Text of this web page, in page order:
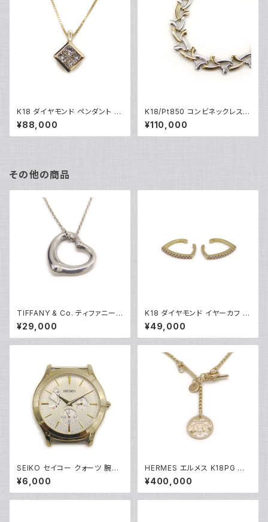
K18 ダイヤモンド ペンダント ネ
ックレス 18金 ベネチアンチェー
ン Y04990
¥88,000
K18/Pt850 コンビネックレス 1
8金 プラチナ ネックレスチェー
ン Y04378
¥110,000
その他の商品
TIFFANY & Co. ティファニー
エレサペレッティ オープンハー
ト 1Pダイヤ ペンダント ネックレ
ス シルバー925 アズキチェーン
¥29,000
K18 ダイヤモンド イヤーカフ 1
8金 Y05253
¥49,000
SEIKO セイコー クォーツ 腕時
計 白文字盤 5Y66-0AB0 ※ベ
ルト無し Y05278
¥6,000
HERMES エルメス K18PG エ
クスリブリスPM 1Pダイヤモンド
ネックレス 18金 ピンクゴールド
Y05123
¥400,000